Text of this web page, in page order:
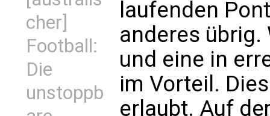
cher]
Football:
Die
unstoppb
laufenden
anderes übrig.
und eine in
im Vorteil.
erlaubt. Auf